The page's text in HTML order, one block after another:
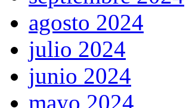
agosto 2024
julio 2024
junio 2024
mayo 2024